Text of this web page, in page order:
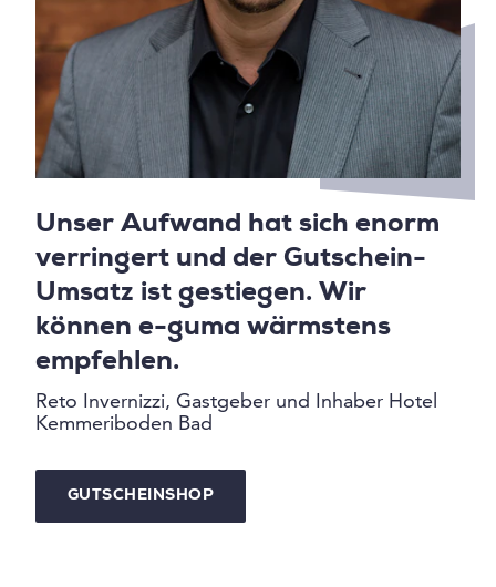
Unser Aufwand hat sich enorm
verringert und der Gutschein-
Umsatz ist gestiegen. Wir
können e-guma wärmstens
empfehlen.
Reto Invernizzi, Gastgeber und Inhaber Hotel
Kemmeriboden Bad
GUTSCHEINSHOP